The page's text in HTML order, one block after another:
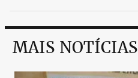
MAIS NOTÍCIAS